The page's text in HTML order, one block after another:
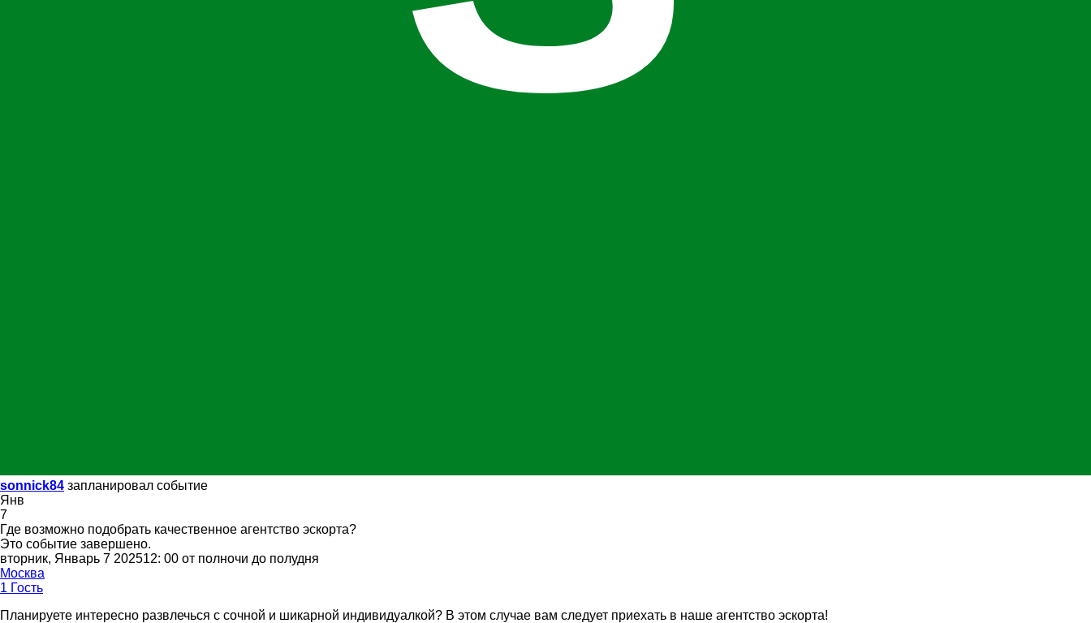
sonnick84 запланировал событие
Янв
7
Где возможно подобрать качественное агентство эскорта?
Это событие завершено.
вторник, Январь 7 202512: 00 от полночи до полудня
Москва
1 Гость
Планируете интересно развлечься с сочной и шикарной индивидуалкой? В этом случае вам следует приехать в наше агентство эскорта!